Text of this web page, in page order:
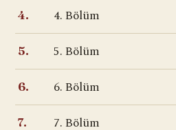
4. 4. Bölüm
5. 5. Bölüm
6. 6. Bölüm
7. 7. Bölüm